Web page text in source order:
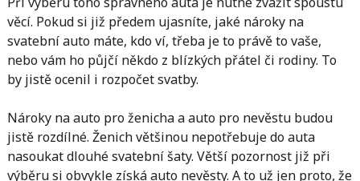
věcí. Pokud si již předem ujasníte, jaké nároky na
svatební auto máte, kdo ví, třeba je to právě to vaše,
nebo vám ho půjčí někdo z blízkých přátel či rodiny. To
by jistě ocenil i rozpočet svatby.
Nároky na auto pro ženicha a auto pro nevěstu budou
jistě rozdílné. Ženich většinou nepotřebuje do auta
nasoukat dlouhé svatební šaty. Větší pozornost již při
výběru si obvykle získá auto nevěsty. A to už jen proto, že